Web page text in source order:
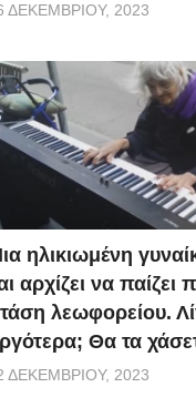
ΔΕΚΕΜΒΡΊΟΥ, 2023
ηλικιωμένη
αρχίζει να παίζει
λεωφορείου.
Θα τα
ΔΕΚΕΜΒΡΊΟΥ, 2023